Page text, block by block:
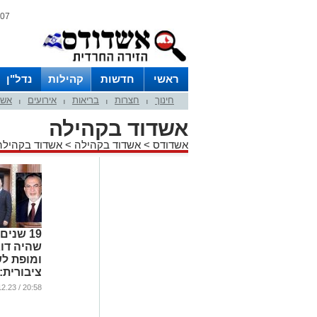
07 אוגוסט 2026 / 15:23
ראשי חדשות קהילות נדל"ן
חינוך חצרות בריאות אירועים
אשדוד בקהילה
אשדודס > אשדוד בקהילה > אשדוד
19
שהיה
ומופת
אלי בן
20:58 / 25.12.23